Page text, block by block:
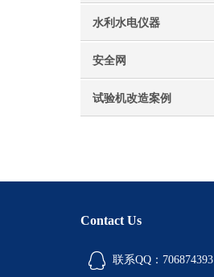
水利水电仪器
安全网
试验机改造案例
Contact Us
联系QQ：706874393